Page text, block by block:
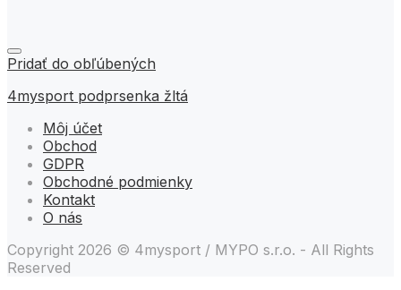
Pridať do obľúbených
4mysport podprsenka žltá
Môj účet
Obchod
GDPR
Obchodné podmienky
Kontakt
O nás
Copyright 2026 © 4mysport / MYPO s.r.o. - All Rights
Reserved